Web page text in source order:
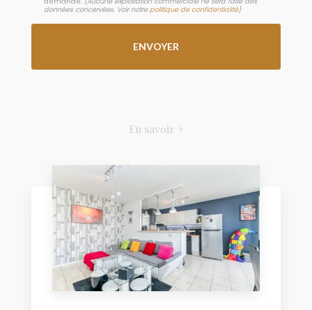
données concervées. Voir notrepolitique de confidentialité)
En savoir +